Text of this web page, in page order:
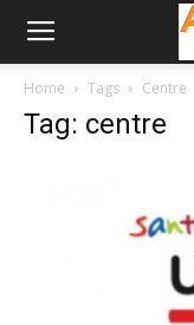
Home Tags Centre
Tag: centre